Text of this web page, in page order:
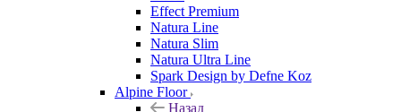
Effect Premium
Natura Line
Natura Slim
Natura Ultra Line
Spark Design by Defne Koz
Alpine Floor
Назад